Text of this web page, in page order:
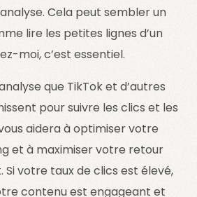
Cela peut sembler un
lire les petites lignes d’un
moi, c’est essentiel.
que TikTok et d’autres
pour suivre les clics et les
aidera à optimiser votre
et à maximiser votre retour
Si votre taux de clics est élevé,
contenu est engageant et